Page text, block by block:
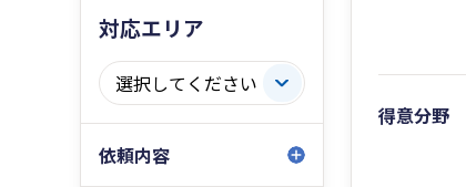
対応エリア
依頼内容
得意分野